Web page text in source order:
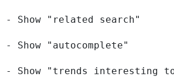
- Show "related search"
- Show "autocomplete"
- Show "trends interesting